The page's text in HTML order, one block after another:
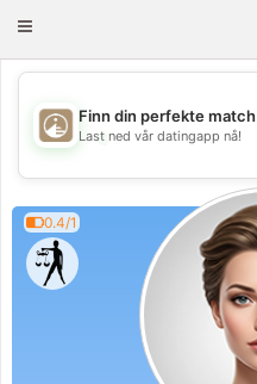
Toggle
💖
💕
Finn din perfekte match
Last ned vår datingapp nå!
0.4/1